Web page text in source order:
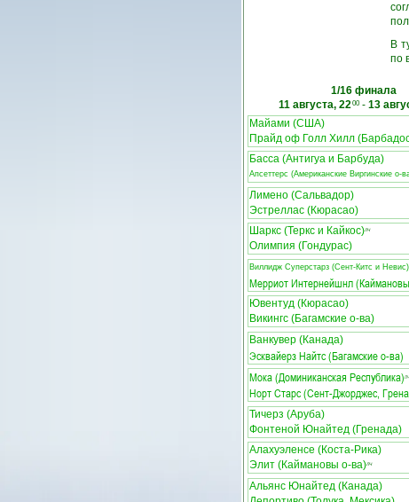
В
по
1/16 финала
11 августа, 2200- 13
Майами (США)
Прайд оф Голл Хилл
Басса (Антигуа и Барбуда)
Апсеттерс (Американские Виргинские о-
Лимено (Сальвадор)
Эстреллас (Кюрасао)
Шаркс (Теркс и Кайкос)ЛЧ
Олимпия (Гондурас)
Виллидж Суперстарз (Сент-Китс и Невис)
Мерриот Интернейшнл
Ювентуд (Кюрасао)
Викингс (Багамские о-ва)
Ванкувер (Канада)
Эсквайерз Найтс (Багамские о-ва)
Мока (Доминиканская Республика)ЛЧ
Норт Старс (Сент-Джорджес,
Тичерз (Аруба)
Фонтеной Юнайтед (Гренада)
Алахуэленсе (Коста-Рика)
Элит (Каймановы о-ва)ЛЧ
Альянс Юнайтед (Канада)